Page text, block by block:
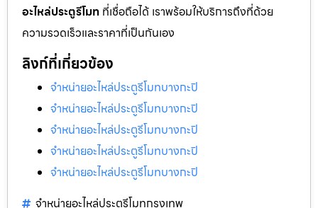
อะไหล่ประตูรีโมท ที่เชื่อถือได้ เราพร้อมให้บริการถึงที่ด้วย
ความรวดเร็วและราคาที่เป็นกันเอง
ลิงก์ที่เกี่ยวข้อง
จำหน่ายอะไหล่ประตูรีโมทบางกะปิ
จำหน่ายอะไหล่ประตูรีโมทบางกะปิ
จำหน่ายอะไหล่ประตูรีโมทบางกะปิ
จำหน่ายอะไหล่ประตูรีโมทบางกะปิ
จำหน่ายอะไหล่ประตูรีโมทบางกะปิ
จำหน่ายอะไหล่ประตูรีโมทกรุงเทพ